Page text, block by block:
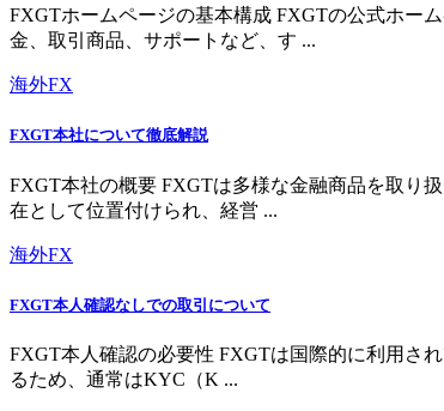
FXGTホームページの基本構成 FXGTの公式ホー
金、取引商品、サポートなど、す ...
海外FX
FXGT本社について徹底解説
FXGT本社の概要 FXGTは多様な金融商品を取り
在として位置付けられ、経営 ...
海外FX
FXGT本人確認なしでの取引について
FXGT本人確認の必要性 FXGTは国際的に利用さ
るため、通常はKYC（K ...